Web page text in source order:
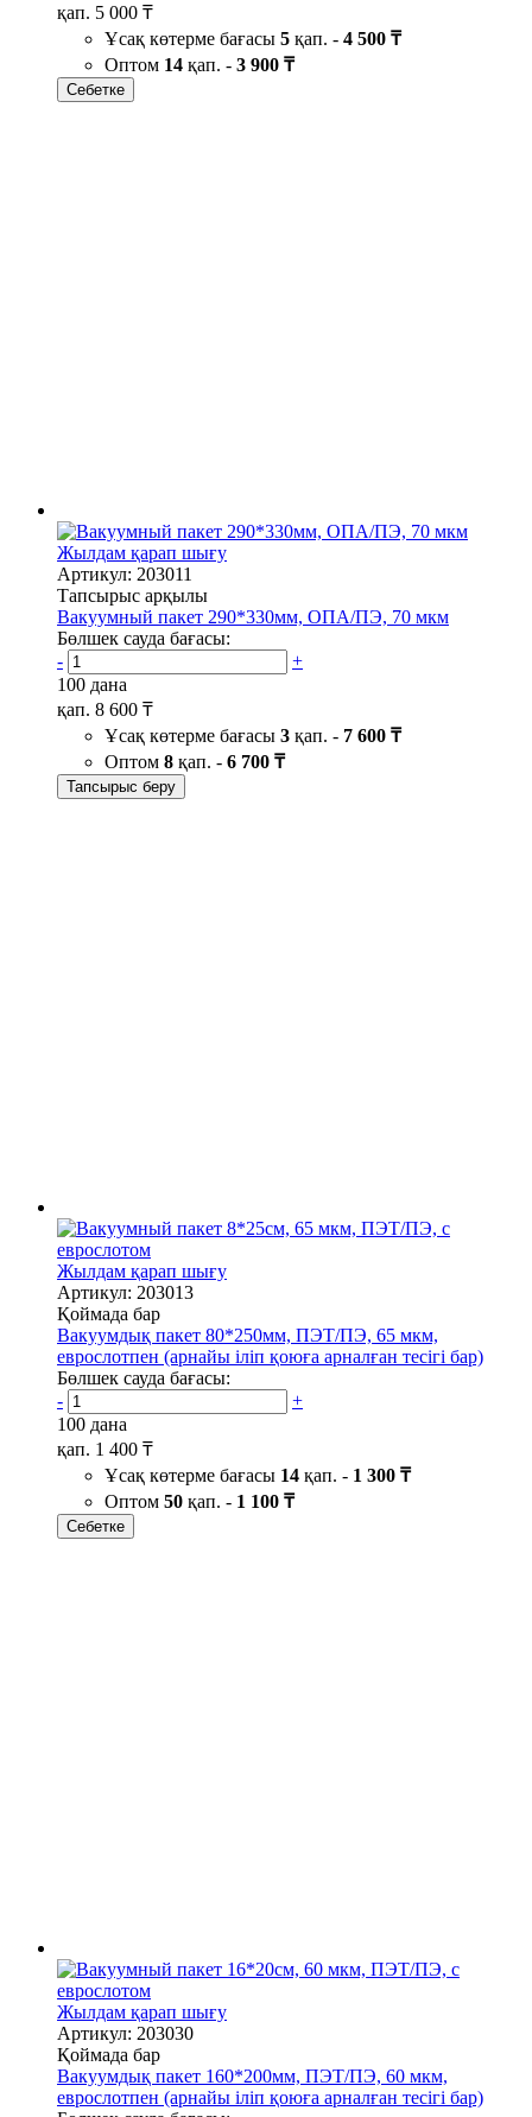
қап. 5 000 ₸
Ұсақ көтерме бағасы 5 қап. - 4 500 ₸
Оптом 14 қап. - 3 900 ₸
Себетке
Жылдам қарап шығу
Артикул: 203011
Тапсырыс арқылы
Вакуумный пакет 290*330мм, ОПА/ПЭ, 70 мкм
Бөлшек сауда бағасы:
-
+
100 дана
қап. 8 600 ₸
Ұсақ көтерме бағасы 3 қап. - 7 600 ₸
Оптом 8 қап. - 6 700 ₸
Тапсырыс беру
Жылдам қарап шығу
Артикул: 203013
Қоймада бар
Вакуумдық пакет 80*250мм, ПЭТ/ПЭ, 65 мкм,
еврослотпен (арнайы іліп қоюға арналған тесігі бар)
Бөлшек сауда бағасы:
-
+
100 дана
қап. 1 400 ₸
Ұсақ көтерме бағасы 14 қап. - 1 300 ₸
Оптом 50 қап. - 1 100 ₸
Себетке
Жылдам қарап шығу
Артикул: 203030
Қоймада бар
Вакуумдық пакет 160*200мм, ПЭТ/ПЭ, 60 мкм,
еврослотпен (арнайы іліп қоюға арналған тесігі бар)